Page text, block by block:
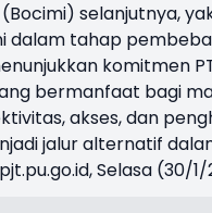
selanjutnya,
dalam tahap
komitmen
bermanfaat bagi
akses, dan
jalur alternatif
Selasa (30/